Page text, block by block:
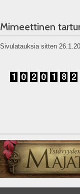
Mimeettinen
Sivulatauksia sitten